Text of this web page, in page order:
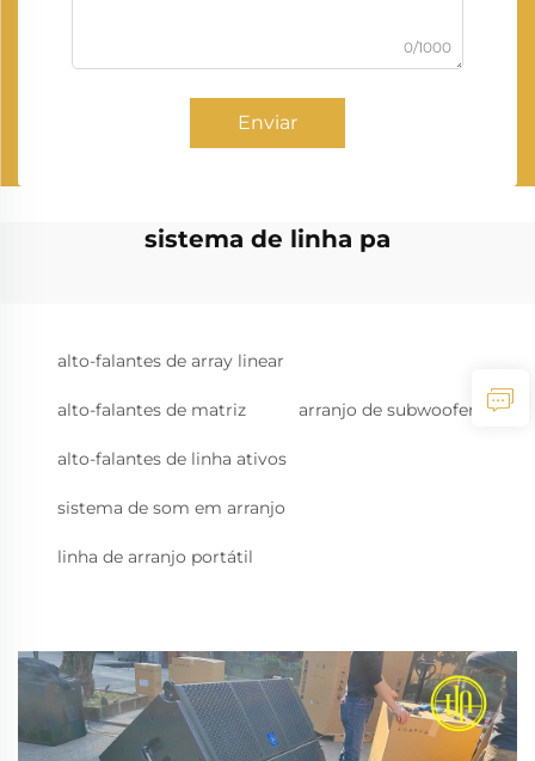
0/1000
Enviar
sistema de linha pa
alto-falantes de array linear
alto-falantes de matriz arranjo de subwoofer
alto-falantes de linha ativos
sistema de som em arranjo
linha de arranjo portátil